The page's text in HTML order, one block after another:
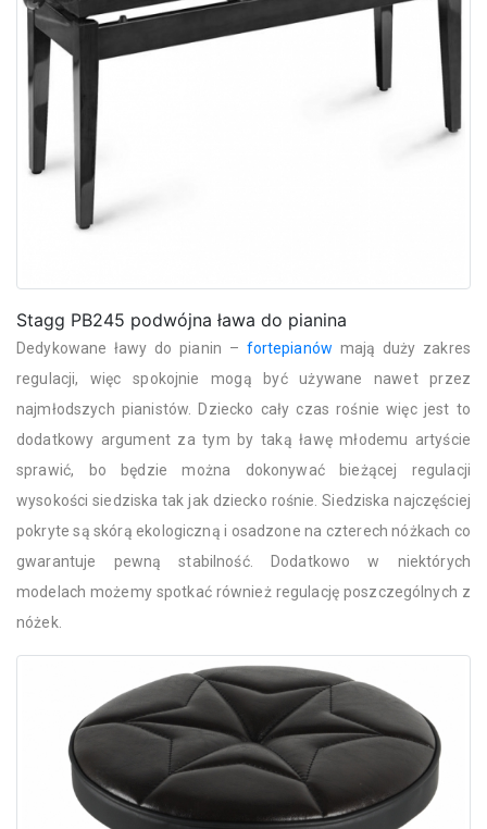
Stagg PB245 podwójna ława do pianina
Dedykowane ławy do pianin – fortepianów mają duży zakres
regulacji, więc spokojnie mogą być używane nawet przez
najmłodszych pianistów. Dziecko cały czas rośnie więc jest to
dodatkowy argument za tym by taką ławę młodemu artyście
sprawić, bo będzie można dokonywać bieżącej regulacji
wysokości siedziska tak jak dziecko rośnie. Siedziska najczęściej
pokryte są skórą ekologiczną i osadzone na czterech nóżkach co
gwarantuje pewną stabilność. Dodatkowo w niektórych
modelach możemy spotkać również regulację poszczególnych z
nóżek.